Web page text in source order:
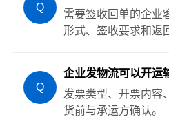
Q
需要签收回单的企业
形式、签收要求和返
Q
企业发物流可以开运
发票类型、开票内容
货前与承运方确认。